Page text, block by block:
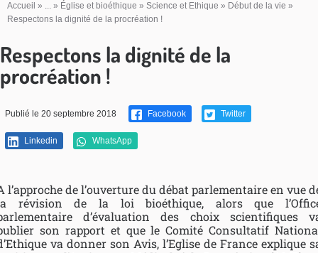
Accueil » ... » Église et bioéthique » Science et Ethique » Début de la vie »
Respectons la dignité de la procréation !
Respectons la dignité de la
procréation !
Publié le 20 septembre 2018 Facebook Twitter
Linkedin WhatsApp
l’approche de l’ouverture du débat parlementaire en vue
révision de la loi bioéthique, alors que
d’évaluation des choix scientifiques
son rapport et que le Comité Consultatif
va donner son Avis, l’Eglise de France explique